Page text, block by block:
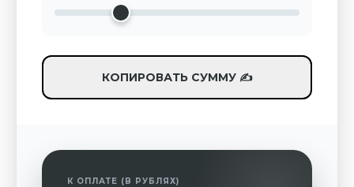
КОПИРОВАТЬ СУММУ ✍
К ОПЛАТЕ (В РУБЛЯХ)